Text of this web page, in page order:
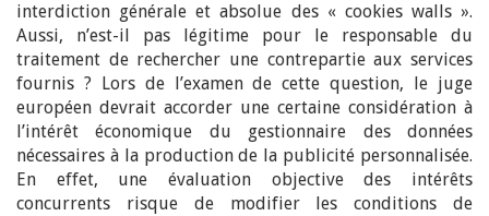
interdiction générale et absolue des « cookies walls ».
Aussi, n’est-il pas légitime pour le responsable du
traitement de rechercher une contrepartie aux services
fournis ? Lors de l’examen de cette question, le juge
européen devrait accorder une certaine considération à
l’intérêt économique du gestionnaire des données
nécessaires à la production de la publicité personnalisée.
En effet, une évaluation objective des intérêts
concurrents risque de modifier les conditions de